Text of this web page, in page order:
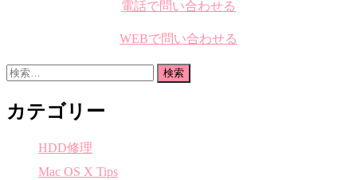
電話で問い合わせる
WEBで問い合わせる
検
カテゴリー
HDD修理
Mac OS X Tips